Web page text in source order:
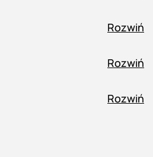
Rozwiń
Rozwiń
Rozwiń